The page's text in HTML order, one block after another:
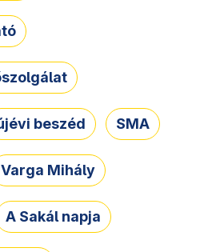
beszéd SMA
Varga Mihály
A Sakál napja